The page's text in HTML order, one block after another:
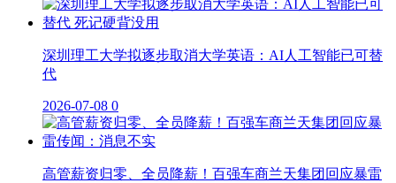
深圳理工大学拟逐步取消大学英语：AI人工智能已可替
代
2026-07-08 0
高管薪资归零、全员降薪！百强车商兰天集团回应暴雷